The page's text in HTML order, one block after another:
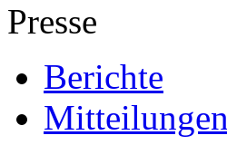
Presse
Berichte
Mitteilungen